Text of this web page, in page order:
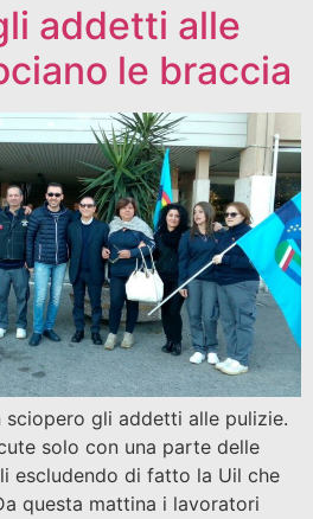
addetti alle
le braccia
sciopero gli addetti alle pulizie.
solo con una parte delle
escludendo di fatto la Uil che
questa mattina i lavoratori